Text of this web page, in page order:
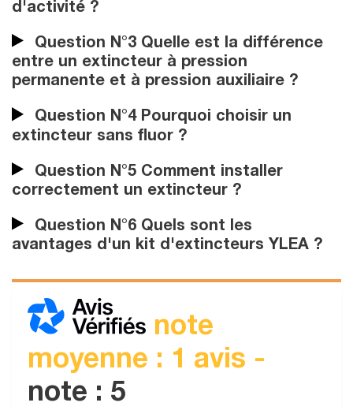
d'activité ?
Question N°3 Quelle est la différence
entre un extincteur à pression
permanente et à pression auxiliaire ?
Question N°4 Pourquoi choisir un
extincteur sans fluor ?
Question N°5 Comment installer
correctement un extincteur ?
Question N°6 Quels sont les
avantages d'un kit d'extincteurs YLEA ?
note
moyenne : 1 avis -
note : 5